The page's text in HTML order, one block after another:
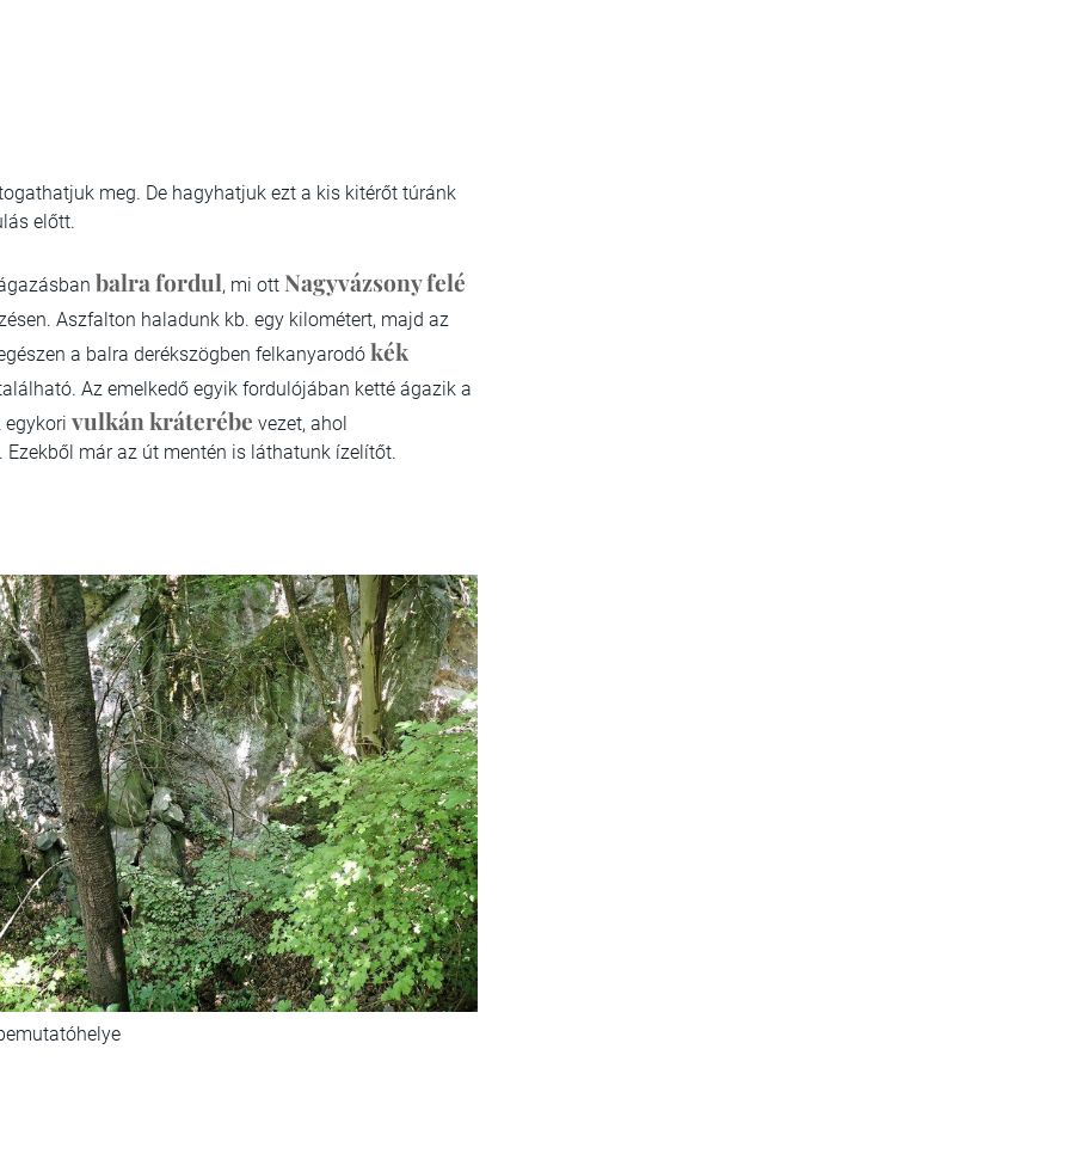
meg. De hagyhatjuk ezt a kis kitérőt túránk
előtt.
balra fordul, mi ott Nagyvázsony felé
Aszfalton haladunk kb. egy kilométert, majd az
a balra derékszögben felkanyarodó kék
Az emelkedő egyik fordulójában ketté ágazik a
vulkán kráterébe vezet, ahol
már az út mentén is láthatunk ízelítőt.